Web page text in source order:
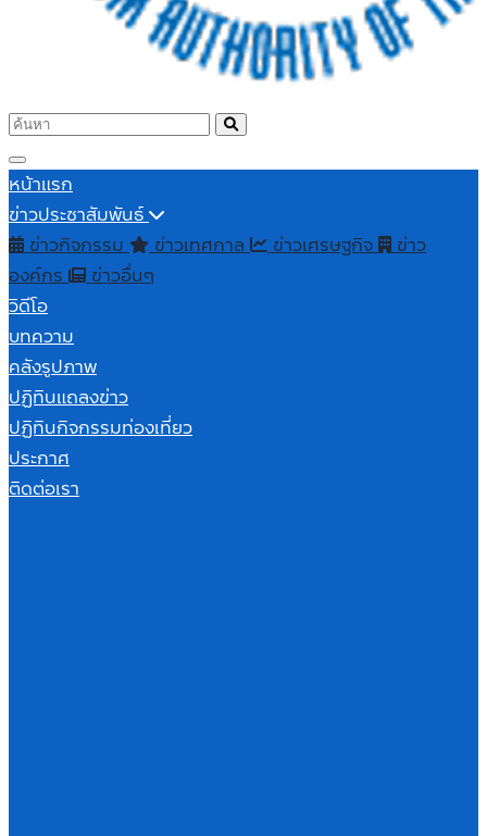
หน้าแรก
ข่าวประชาสัมพันธ์
ข่าวกิจกรรม
ข่าวเทศกาล ข่าวเศรษฐกิจ ข่าว
องค์กร
ข่าวอื่นๆ
วิดีโอ
บทความ
คลังรูปภาพ
ปฏิทินแถลงข่าว
ปฏิทินกิจกรรมท่องเที่ยว
ประกาศ
ติดต่อเรา